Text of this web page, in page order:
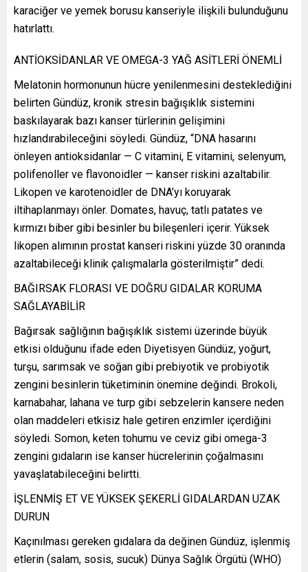
karaciğer ve yemek borusu kanseriyle ilişkili bulunduğunu
hatırlattı.
ANTİOKSİDANLAR VE OMEGA-3 YAĞ ASİTLERİ ÖNEMLİ
Melatonin hormonunun hücre yenilenmesini desteklediğini
belirten Gündüz, kronik stresin bağışıklık sistemini
baskılayarak bazı kanser türlerinin gelişimini
hızlandırabileceğini söyledi. Gündüz, “DNA hasarını
önleyen antioksidanlar — C vitamini, E vitamini, selenyum,
polifenoller ve flavonoidler — kanser riskini azaltabilir.
Likopen ve karotenoidler de DNA’yı koruyarak
iltihaplanmayı önler. Domates, havuç, tatlı patates ve
kırmızı biber gibi besinler bu bileşenleri içerir. Yüksek
likopen alımının prostat kanseri riskini yüzde 30 oranında
azaltabileceği klinik çalışmalarla gösterilmiştir” dedi.
BAĞIRSAK FLORASI VE DOĞRU GIDALAR KORUMA
SAĞLAYABİLİR
Bağırsak sağlığının bağışıklık sistemi üzerinde büyük
etkisi olduğunu ifade eden Diyetisyen Gündüz, yoğurt,
turşu, sarımsak ve soğan gibi prebiyotik ve probiyotik
zengini besinlerin tüketiminin önemine değindi. Brokoli,
karnabahar, lahana ve turp gibi sebzelerin kansere neden
olan maddeleri etkisiz hale getiren enzimler içerdiğini
söyledi. Somon, keten tohumu ve ceviz gibi omega-3
zengini gıdaların ise kanser hücrelerinin çoğalmasını
yavaşlatabileceğini belirtti.
İŞLENMİŞ ET VE YÜKSEK ŞEKERLİ GIDALARDAN UZAK
DURUN
Kaçınılması gereken gıdalara da değinen Gündüz, işlenmiş
etlerin (salam, sosis, sucuk) Dünya Sağlık Örgütü (WHO)